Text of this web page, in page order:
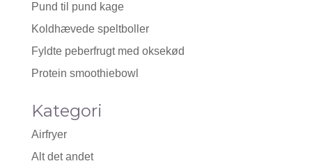
Pund til pund kage
Koldhævede speltboller
Fyldte peberfrugt med oksekød
Protein smoothiebowl
Kategori
Airfryer
Alt det andet